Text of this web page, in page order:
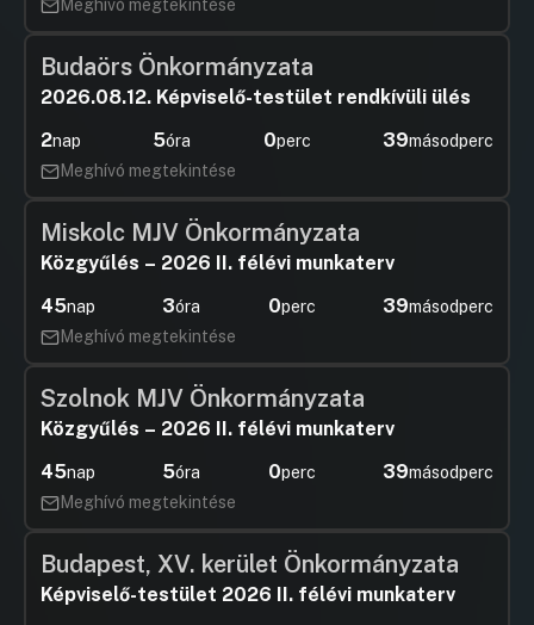
Meghívó megtekintése
Budaörs Önkormányzata
2026.08.12. Képviselő-testület rendkívüli ülés
2nap 5óra 0perc 39másodperc
Meghívó megtekintése
Miskolc MJV Önkormányzata
Közgyűlés – 2026 II. félévi munkaterv
45nap 3óra 0perc 39másodperc
Meghívó megtekintése
Szolnok MJV Önkormányzata
Közgyűlés – 2026 II. félévi munkaterv
45nap 5óra 0perc 39másodperc
Meghívó megtekintése
Budapest, XV. kerület Önkormányzata
Képviselő-testület 2026 II. félévi munkaterv